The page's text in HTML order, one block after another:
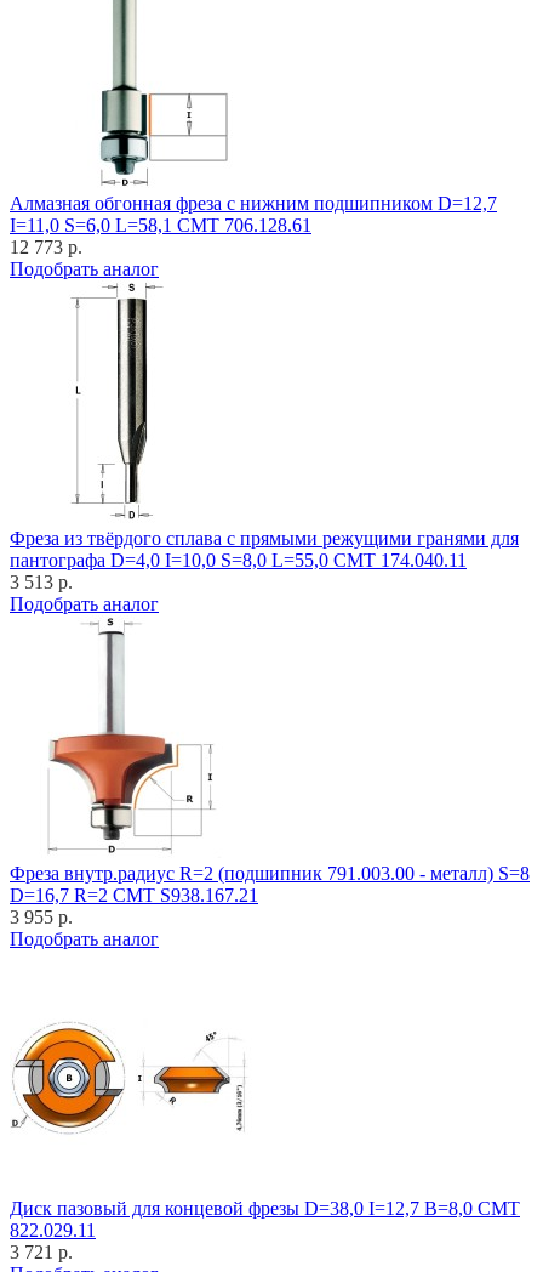
Алмазная обгонная фреза с нижним подшипником D=12,7
I=11,0 S=6,0 L=58,1 CMT 706.128.61
12 773 р.
Подобрать аналог
Фреза из твёрдого сплава с прямыми режущими гранями для
пантографа D=4,0 I=10,0 S=8,0 L=55,0 CMT 174.040.11
3 513 р.
Подобрать аналог
Фреза внутр.радиус R=2 (подшипник 791.003.00 - металл) S=8
D=16,7 R=2 CMT S938.167.21
3 955 р.
Подобрать аналог
Диск пазовый для концевой фрезы D=38,0 I=12,7 B=8,0 CMT
822.029.11
3 721 р.